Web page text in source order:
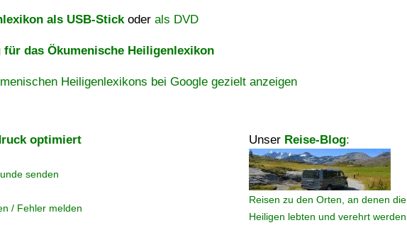
als USB-Stickoder als DVD
das Ökumenische Heiligenlexikon
Heiligenlexikons bei Google gezielt anzeigen
optimiert Unser Reise-Blog:
Reisen zu den Orten, an denen die
Heiligen lebten und verehrt werden.
senden
/ Fehler melden